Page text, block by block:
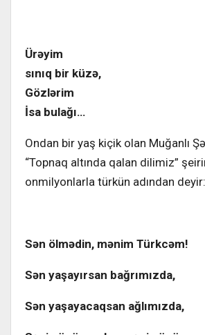
Ürəyim
sınıq bir küzə,
Gözlərim
İsa bulağı…
Ondan bir yaş kiçik olan Muğanlı
“Topnaq altında qalan dilimiz”
onmilyonlarla türkün adından deyir:
Sən ölmədin, mənim Türkcəm!
Sən yaşayırsan bağrımızda,
Sən yaşayacaqsan ağlımızda,